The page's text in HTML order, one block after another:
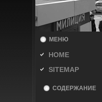
МЕНЮ
HOME
SITEMAP
СОДЕРЖАНИЕ